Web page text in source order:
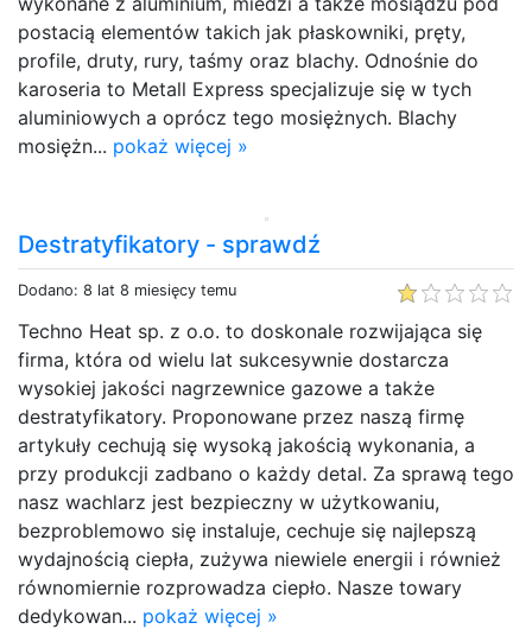
postacią elementów takich jak płaskowniki, pręty,
profile, druty, rury, taśmy oraz blachy. Odnośnie do
karoseria to Metall Express specjalizuje się w tych
aluminiowych a oprócz tego mosiężnych. Blachy
mosiężn... pokaż więcej »
Destratyfikatory - sprawdź
Dodano: 8 lat 8 miesięcy temu
Techno Heat sp. z o.o. to doskonale rozwijająca się
firma, która od wielu lat sukcesywnie dostarcza
wysokiej jakości nagrzewnice gazowe a także
destratyfikatory. Proponowane przez naszą firmę
artykuły cechują się wysoką jakością wykonania, a
przy produkcji zadbano o każdy detal. Za sprawą tego
nasz wachlarz jest bezpieczny w użytkowaniu,
bezproblemowo się instaluje, cechuje się najlepszą
wydajnością ciepła, zużywa niewiele energii i również
równomiernie rozprowadza ciepło. Nasze towary
dedykowan... pokaż więcej »